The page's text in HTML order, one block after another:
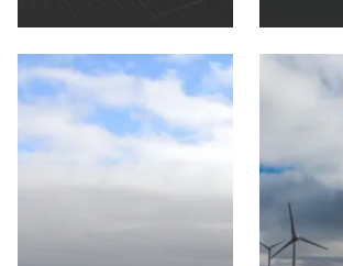
Maskinsmiðjulærlingur
Arbeiðsfólk til Sundsverkið
Elektrikari/elinnleggjari til
Húsavørður til Sundsverkið